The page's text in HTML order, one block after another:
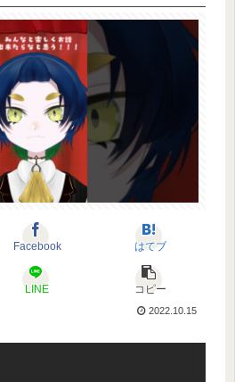
Facebook はてブ
LINE コピー
2022.10.15